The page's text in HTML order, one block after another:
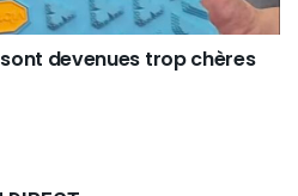
devenues trop chères